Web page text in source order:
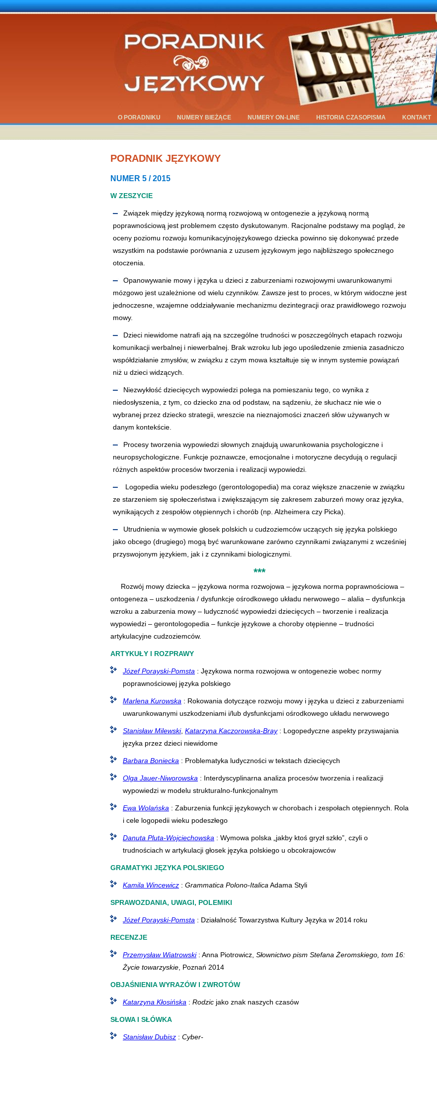
O PORADNIKU NUMERY BIEŻĄCE NUMERY ON-LINE HISTORIA CZASOPISMA KONTAKT
PORADNIK JĘZYKOWY
NUMER 5 / 2015
W ZESZYCIE
Związek między językową normą rozwojową w ontogenezie a językową normą
poprawnościową jest problemem często dyskutowanym. Racjonalne podstawy ma pogląd, że
oceny poziomu rozwoju komunikacyjnojęzykowego dziecka powinno się dokonywać przede
wszystkim na podstawie porównania z uzusem językowym jego najbliższego społecznego
otoczenia.
Opanowywanie mowy i języka u dzieci z zaburzeniami rozwojowymi uwarunkowanymi
mózgowo jest uzależnione od wielu czynników. Zawsze jest to proces, w którym widoczne jest
jednoczesne, wzajemne oddziaływanie mechanizmu dezintegracji oraz prawidłowego rozwoju
mowy.
Dzieci niewidome natrafi ają na szczególne trudności w poszczególnych etapach rozwoju
komunikacji werbalnej i niewerbalnej. Brak wzroku lub jego upośledzenie zmienia zasadniczo
współdziałanie zmysłów, w związku z czym mowa kształtuje się w innym systemie powiązań
niż u dzieci widzących.
Niezwykłość dziecięcych wypowiedzi polega na pomieszaniu tego, co wynika z
niedosłyszenia, z tym, co dziecko zna od podstaw, na sądzeniu, że słuchacz nie wie o
wybranej przez dziecko strategii, wreszcie na nieznajomości znaczeń słów używanych w
danym kontekście.
Procesy tworzenia wypowiedzi słownych znajdują uwarunkowania psychologiczne i
neuropsychologiczne. Funkcje poznawcze, emocjonalne i motoryczne decydują o regulacji
różnych aspektów procesów tworzenia i realizacji wypowiedzi.
Logopedia wieku podeszłego (gerontologopedia) ma coraz większe znaczenie w związku
ze starzeniem się społeczeństwa i zwiększającym się zakresem zaburzeń mowy oraz języka,
wynikających z zespołów otępiennych i chorób (np. Alzheimera czy Picka).
Utrudnienia w wymowie głosek polskich u cudzoziemców uczących się języka polskiego
jako obcego (drugiego) mogą być warunkowane zarówno czynnikami związanymi z wcześniej
przyswojonym językiem, jak i z czynnikami biologicznymi.
***
Rozwój mowy dziecka – językowa norma rozwojowa – językowa norma poprawnościowa –
ontogeneza – uszkodzenia / dysfunkcje ośrodkowego układu nerwowego – alalia – dysfunkcja
wzroku a zaburzenia mowy – ludyczność wypowiedzi dziecięcych – tworzenie i realizacja
wypowiedzi – gerontologopedia – funkcje językowe a choroby otępienne – trudności
artykulacyjne cudzoziemców.
ARTYKUŁY I ROZPRAWY
Józef Porayski-Pomsta : Językowa norma rozwojowa w ontogenezie wobec normy
poprawnościowej języka polskiego
Marlena Kurowska : Rokowania dotyczące rozwoju mowy i języka u dzieci z zaburzeniami
uwarunkowanymi uszkodzeniami i/lub dysfunkcjami ośrodkowego układu nerwowego
Stanisław Milewski, Katarzyna Kaczorowska-Bray: Logopedyczne aspekty przyswajania
języka przez dzieci niewidome
Barbara Boniecka : Problematyka ludyczności w tekstach dziecięcych
Olga Jauer-Niworowska : Interdyscyplinarna analiza procesów tworzenia i realizacji
wypowiedzi w modelu strukturalno-funkcjonalnym
Ewa Wolańska : Zaburzenia funkcji językowych w chorobach i zespołach otępiennych. Rola
i cele logopedii wieku podeszłego
Danuta Pluta-Wojciechowska : Wymowa polska „jakby ktoś gryzł szkło”, czyli o
trudnościach w artykulacji głosek języka polskiego u obcokrajowców
GRAMATYKI JĘZYKA POLSKIEGO
Kamila Wincewicz : Grammatica Polono-Italica Adama Styli
SPRAWOZDANIA, UWAGI, POLEMIKI
Józef Porayski-Pomsta : Działalność Towarzystwa Kultury Języka w 2014 roku
RECENZJE
Przemysław Wiatrowski: Anna Piotrowicz, Słownictwo pism Stefana Żeromskiego, tom 16:
Życie towarzyskie , Poznań 2014
OBJAŚNIENIA WYRAZÓW I ZWROTÓW
Katarzyna Kłosińska : Rodzic jako znak naszych czasów
SŁOWA I SŁÓWKA
Stanisław Dubisz : Cyber-